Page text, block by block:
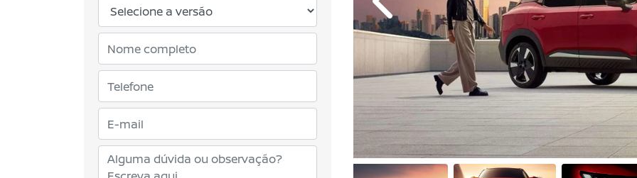
Anterior